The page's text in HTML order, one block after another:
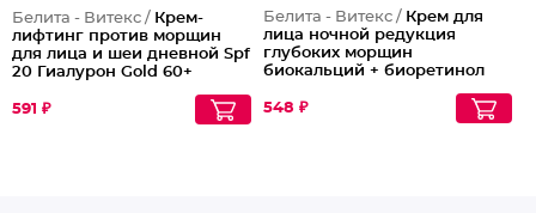
Белита - Витекс / Крем-
лифтинг против морщин
для лица и шеи дневной Spf
20 Гиалурон Gold 60+
591 ₽
Белита - Витекс / Крем для
лица ночной редукция
глубоких морщин
биокальций + биоретинол
548 ₽